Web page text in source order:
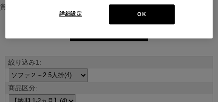
質な暮らしを届けます。
OK
詳細設定